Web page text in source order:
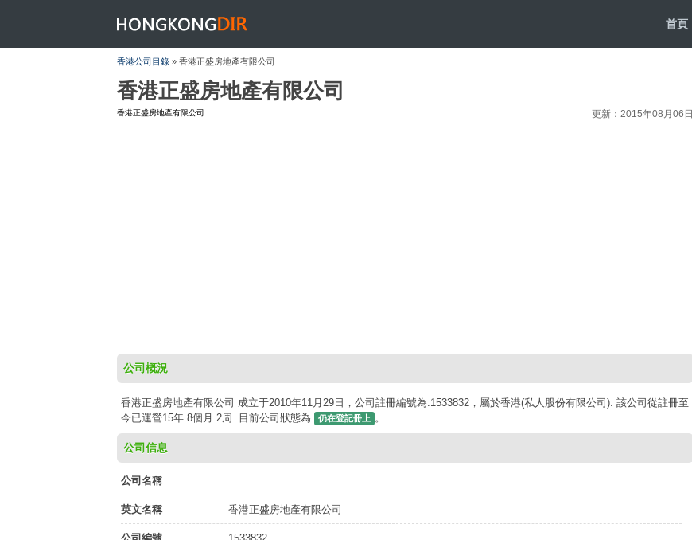
HONGKONGDIR 首頁
香港公司目錄 » 香港正盛房地產有限公司
香港正盛房地產有限公司
香港正盛房地產有限公司 更新：2015年08月06日
公司概況
香港正盛房地產有限公司 成立于2010年11月29日，公司註冊編號為:1533832，屬於香港(私人股份有限公司). 該公司從註冊至
今已運營15年 8個月 2周. 目前公司狀態為
仍在登記冊上 。
公司信息
公司名稱
英文名稱 香港正盛房地產有限公司